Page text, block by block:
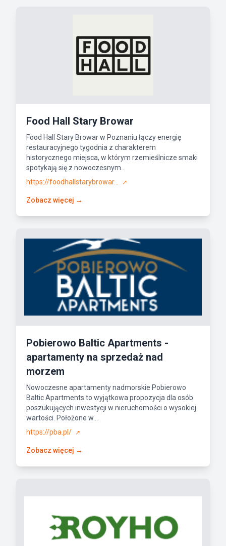
Food Hall Stary Browar
Food Hall Stary Browar w Poznaniu łączy energię
restauracyjnego tygodnia z charakterem
historycznego miejsca, w którym rzemieślnicze smaki
spotykają się z nowoczesnym...
https://foodhallstarybrowar...
↗
Zobacz więcej →
Pobierowo Baltic Apartments -
apartamenty na sprzedaż nad
morzem
Nowoczesne apartamenty nadmorskie Pobierowo
Baltic Apartments to wyjątkowa propozycja dla osób
poszukujących inwestycji w nieruchomości o wysokiej
wartości. Położone w...
https://pba.pl/
↗
Zobacz więcej →